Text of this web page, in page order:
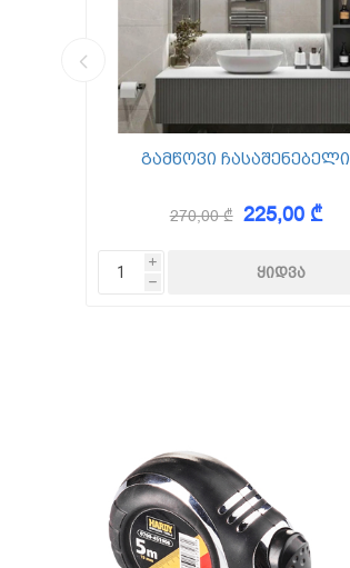
KAEM
გამწოვი ჩასაშენებელი
270,00 ₾ 225,00 ₾
i
h